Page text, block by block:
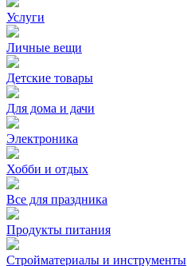
Услуги
Личные вещи
Детские товары
Для дома и дачи
Электроника
Хобби и отдых
Все для праздника
Продукты питания
Стройматериалы и инструменты